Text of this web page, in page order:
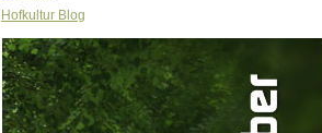
Hofkultur Blog